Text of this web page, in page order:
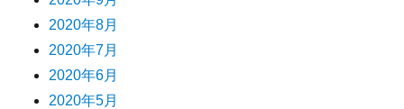
2020年8月
2020年7月
2020年6月
2020年5月